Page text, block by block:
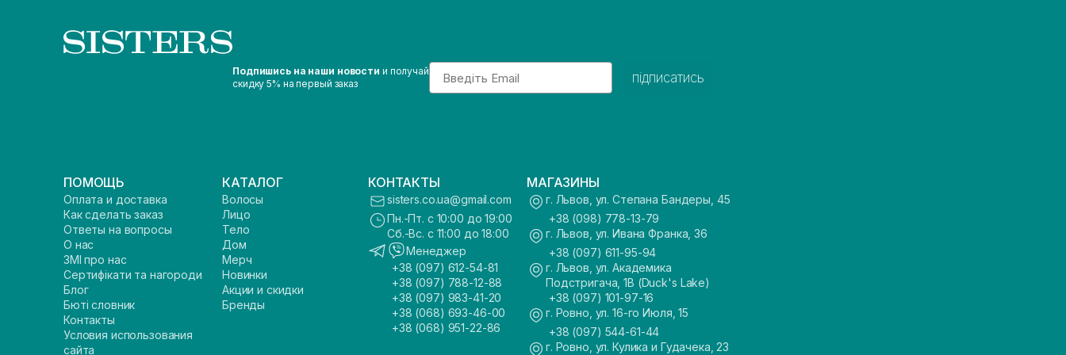
Подпишись на наши новости и получай
скидку 5% на первый заказ
Email
підписатись
ПОМОЩЬ
Оплата и доставка
Как сделать заказ
Ответы на вопросы
О нас
ЗМІ про нас
Сертифікати та нагороди
Блог
Бюті словник
Контакты
Условия использования
сайта
КАТАЛОГ
Волосы
Лицо
Тело
Дом
Мерч
Новинки
Акции и скидки
Бренды
КОНТАКТЫ
sisters.co.ua@gmail.com
Пн.-Пт. с 10:00 до 19:00
Сб.-Вс. с 11:00 до 18:00
Менеджер
+38 (097) 612-54-81
+38 (097) 788-12-88
+38 (097) 983-41-20
+38 (068) 693-46-00
+38 (068) 951-22-86
МАГАЗИНЫ
г. Львов, ул. Степана Бандеры, 45
+38 (098) 778-13-79
г. Львов, ул. Ивана Франка, 36
+38 (097) 611-95-94
г. Львов, ул. Академика
Подстригача, 1В (Duck's Lake)
+38 (097) 101-97-16
г. Ровно, ул. 16-го Июля, 15
+38 (097) 544-61-44
г. Ровно, ул. Кулика и Гудачека, 23